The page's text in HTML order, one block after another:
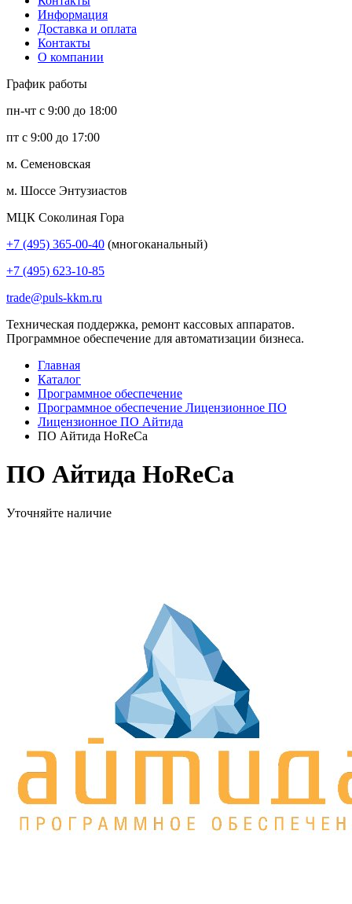
Информация
Доставка и оплата
Контакты
О компании
График работы
пн-чт с 9:00 до 18:00
пт с 9:00 до 17:00
м. Семеновская
м. Шоссе Энтузиастов
МЦК Соколиная Гора
+7 (495) 365-00-40 (многоканальный)
+7 (495) 623-10-85
trade@puls-kkm.ru
Техническая поддержка, ремонт кассовых аппаратов.
Программное обеспечение для автоматизации бизнеса.
Главная
Каталог
Программное обеспечение
Программное обеспечение Лицензионное ПО
Лицензионное ПО Айтида
ПО Айтида HoReCa
ПО Айтида HoReCa
Уточняйте наличие